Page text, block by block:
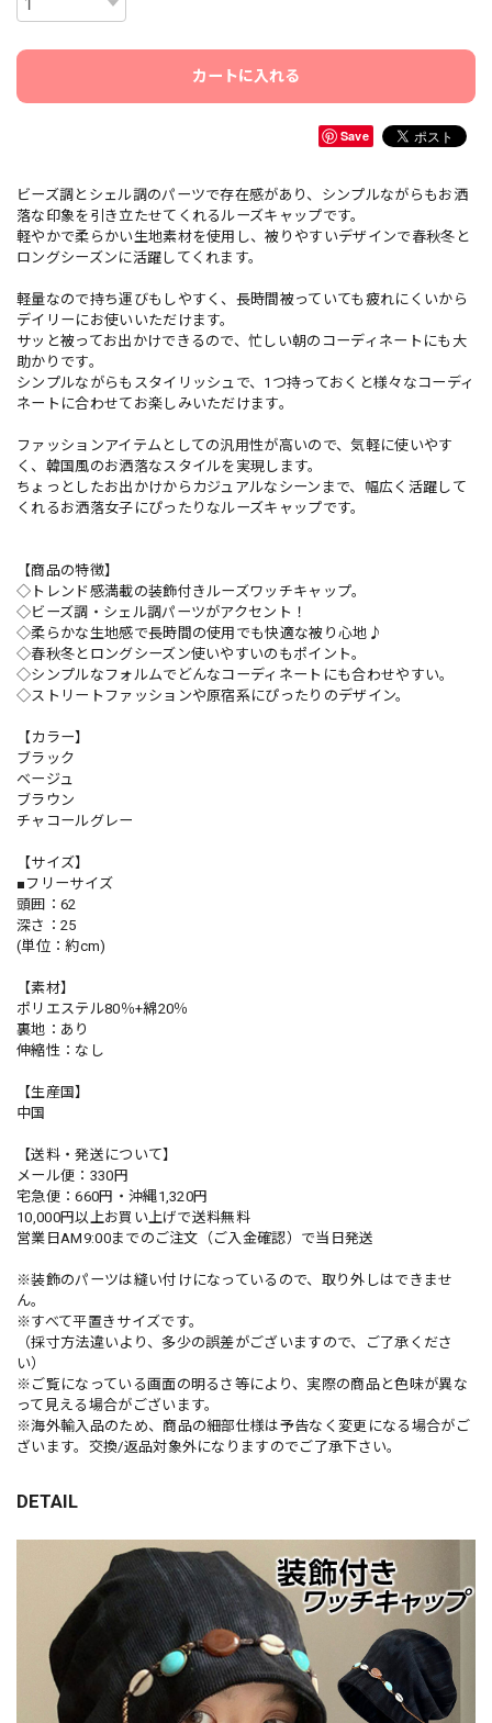
カートに入れる
Save
ビーズ調とシェル調のパーツで存在感があり、シンプルながらもお洒
落な印象を引き立たせてくれるルーズキャップです。
軽やかで柔らかい生地素材を使用し、被りやすいデザインで春秋冬と
ロングシーズンに活躍してくれます。
軽量なので持ち運びもしやすく、長時間被っていても疲れにくいから
デイリーにお使いいただけます。
サッと被ってお出かけできるので、忙しい朝のコーディネートにも大
助かりです。
シンプルながらもスタイリッシュで、1つ持っておくと様々なコーディ
ネートに合わせてお楽しみいただけます。
ファッションアイテムとしての汎用性が高いので、気軽に使いやす
く、韓国風のお洒落なスタイルを実現します。
ちょっとしたお出かけからカジュアルなシーンまで、幅広く活躍して
くれるお洒落女子にぴったりなルーズキャップです。
【商品の特徴】
◇トレンド感満載の装飾付きルーズワッチキャップ。
◇ビーズ調・シェル調パーツがアクセント！
◇柔らかな生地感で長時間の使用でも快適な被り心地♪
◇春秋冬とロングシーズン使いやすいのもポイント。
◇シンプルなフォルムでどんなコーディネートにも合わせやすい。
◇ストリートファッションや原宿系にぴったりのデザイン。
【カラー】
ブラック
ベージュ
ブラウン
チャコールグレー
【サイズ】
■フリーサイズ
頭囲：62
深さ：25
(単位：約cm)
【素材】
ポリエステル80％+綿20％
裏地：あり
伸縮性：なし
【生産国】
中国
【送料・発送について】
メール便：330円
宅急便：660円・沖縄1,320円
10,000円以上お買い上げで送料無料
営業日AM9:00までのご注文（ご入金確認）で当日発送
※装飾のパーツは縫い付けになっているので、取り外しはできませ
ん。
※すべて平置きサイズです。
（採寸方法違いより、多少の誤差がございますので、ご了承くださ
い）
※ご覧になっている画面の明るさ等により、実際の商品と色味が異な
って見える場合がございます。
※海外輸入品のため、商品の細部仕様は予告なく変更になる場合がご
ざいます。交換/返品対象外になりますのでご了承下さい。
DETAIL